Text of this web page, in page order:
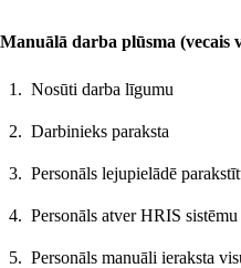
Manuālā darba plūsma (vecais
Nosūti darba līgumu
Darbinieks paraksta
Personāls lejupielādē
Personāls atver HRIS sistēmu
Personāls manuāli ieraksta